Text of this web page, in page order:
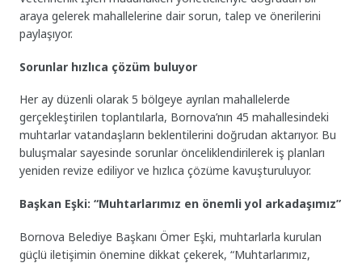
araya gelerek mahallelerine dair sorun, talep ve önerilerini
paylaşıyor.
Sorunlar hızlıca çözüm buluyor
Her ay düzenli olarak 5 bölgeye ayrılan mahallelerde
gerçekleştirilen toplantılarla, Bornova’nın 45 mahallesindeki
muhtarlar vatandaşların beklentilerini doğrudan aktarıyor. Bu
buluşmalar sayesinde sorunlar önceliklendirilerek iş planları
yeniden revize ediliyor ve hızlıca çözüme kavuşturuluyor.
Başkan Eşki: “Muhtarlarımız en önemli yol arkadaşımız”
Bornova Belediye Başkanı Ömer Eşki, muhtarlarla kurulan
güçlü iletişimin önemine dikkat çekerek, “Muhtarlarımız,